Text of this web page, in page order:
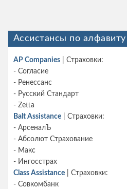
Ассистансы по алфавиту
AP Companies | Страховки:
- Согласие
- Ренессанс
- Русский Стандарт
- Zetta
Balt Assistance | Страховки:
- АрсеналЪ
- Абсолют Страхование
- Макс
- Ингосстрах
Class Assistance | Страховки:
- Совкомбанк